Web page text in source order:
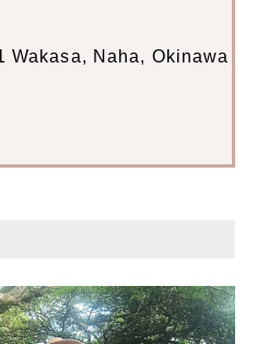
Wakasa, Naha, Okinawa